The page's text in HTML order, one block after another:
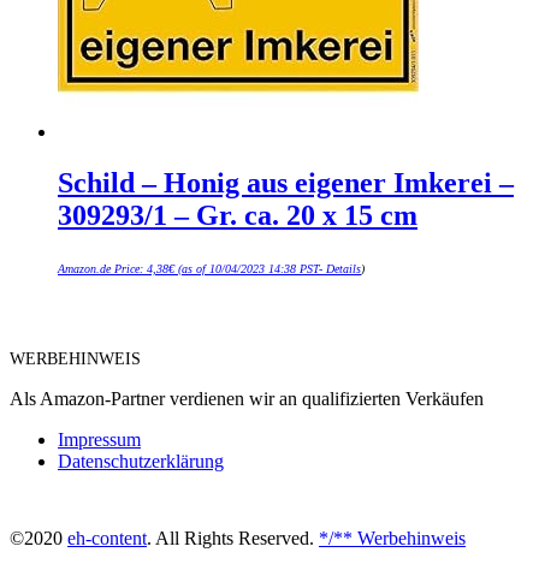
Schild – Honig aus eigener Imkerei –
309293/1 – Gr. ca. 20 x 15 cm
Amazon.de Price: 4,38€(as of 10/04/2023 14:38 PST- Details)
WERBEHINWEIS
Als Amazon-Partner verdienen wir an qualifizierten Verkäufen
Impressum
Datenschutzerklärung
©2020 eh-content. All Rights Reserved. */** Werbehinweis